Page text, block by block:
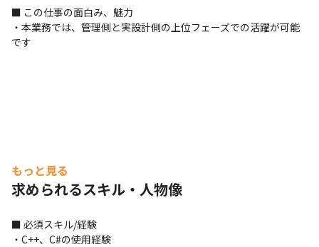
■ この仕事の面白み、魅力
・本業務では、管理側と実設計側の上位フェーズでの活躍が可能
です
もっと見る
求められるスキル・人物像
■ 必須スキル/経験
・C++、C#の使用経験